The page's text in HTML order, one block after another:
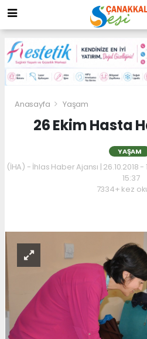
Anasayfa Yaşam
26 Ekim Hasta
YAŞAM
(İHA) - İhlas Haber Ajansı | 26.10.2018
15:37
7334+ kez